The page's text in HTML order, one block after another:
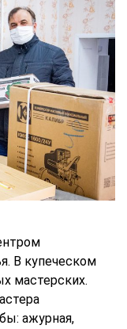
В купеческом
мастерских.
ажурная,